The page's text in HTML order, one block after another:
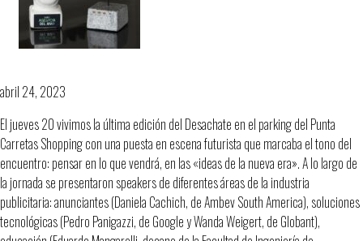
abril 24, 2023
El jueves 20 vivimos la última edición del Desachate en el parking del Punta
Carretas Shopping con una puesta en escena futurista que marcaba el tono del
encuentro: pensar en lo que vendrá, en las «ideas de la nueva era». A lo largo de
la jornada se presentaron speakers de diferentes áreas de la industria
publicitaria: anunciantes (Daniela Cachich, de Ambev South America), soluciones
tecnológicas (Pedro Panigazzi, de Google y Wanda Weigert, de Globant),